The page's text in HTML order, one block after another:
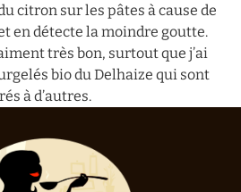
citron sur les pâtes à cause de
en détecte la moindre goutte.
très bon, surtout que j’ai
bio du Delhaize qui sont
à d’autres.